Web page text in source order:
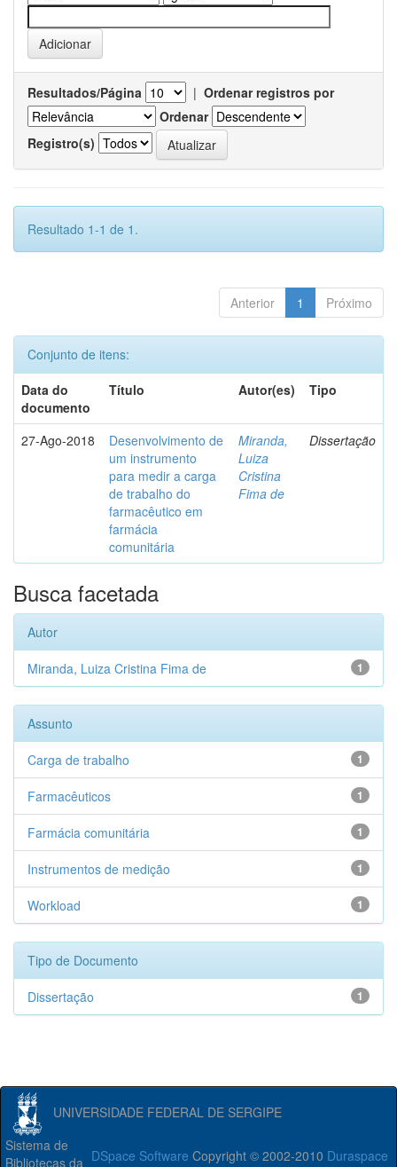
Resultados/Página | Ordenar registros por
Ordenar
Registro(s)
Resultado 1-1 de 1.
Anterior 1 Próximo
Conjunto de itens:
Data do
documento
Título Autor(es) Tipo
27-Ago-2018
Desenvolvimento de
um instrumento
para medir a carga
de trabalho do
farmacêutico em
farmácia
comunitária
Miranda,
Luiza
Cristina
Fima de
Dissertação
Busca facetada
Autor
1
Miranda, Luiza Cristina Fima de
Assunto
1
Carga de trabalho
1
Farmacêuticos
1
Farmácia comunitária
1
Instrumentos de medição
1
Workload
Tipo de Documento
1
Dissertação
UNIVERSIDADE FEDERAL DE SERGIPE
DSpace Software Copyright © 2002-2010 Duraspace
Sistema de
Bibliotecas da